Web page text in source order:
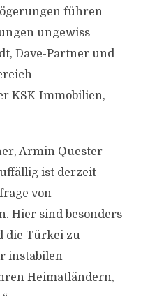
führen
ungewiss
Dave-Partner und
KSK-Immobilien,
Armin Quester
ist derzeit
von
Hier sind besonders
die Türkei zu
instabilen
Heimatländern,